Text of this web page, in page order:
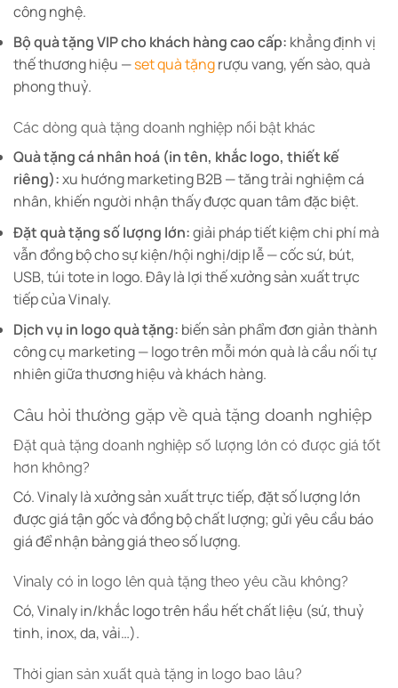
công nghệ.
Bộ quà tặng VIP cho khách hàng cao cấp: khẳng định vị
thế thương hiệu —set quà tặngrượu vang, yến sào, quà
phong thuỷ.
Các dòng quà tặng doanh nghiệp nổi bật khác
Quà tặng cá nhân hoá (in tên, khắc logo, thiết kế
riêng):xu hướng marketing B2B — tăng trải nghiệm cá
nhân, khiến người nhận thấy được quan tâm đặc biệt.
Đặt quà tặng số lượng lớn:giải pháp tiết kiệm chi phí mà
vẫn đồng bộ cho sự kiện/hội nghị/dịp lễ — cốc sứ, bút,
USB, túi tote in logo. Đây là lợi thế xưởng sản xuất trực
tiếp của Vinaly.
Dịch vụ in logo quà tặng: biến sản phẩm đơn giản thành
công cụ marketing — logo trên mỗi món quà là cầu nối tự
nhiên giữa thương hiệu và khách hàng.
Câu hỏi thường gặp về quà tặng doanh nghiệp
Đặt quà tặng doanh nghiệp số lượng lớn có được giá tốt
hơn không?
Có. Vinaly là xưởng sản xuất trực tiếp, đặt số lượng lớn
được giá tận gốc và đồng bộ chất lượng; gửi yêu cầu báo
giá để nhận bảng giá theo số lượng.
Vinaly có in logo lên quà tặng theo yêu cầu không?
Có, Vinaly in/khắc logo trên hầu hết chất liệu (sứ, thuỷ
tinh, inox, da, vải…).
Thời gian sản xuất quà tặng in logo bao lâu?